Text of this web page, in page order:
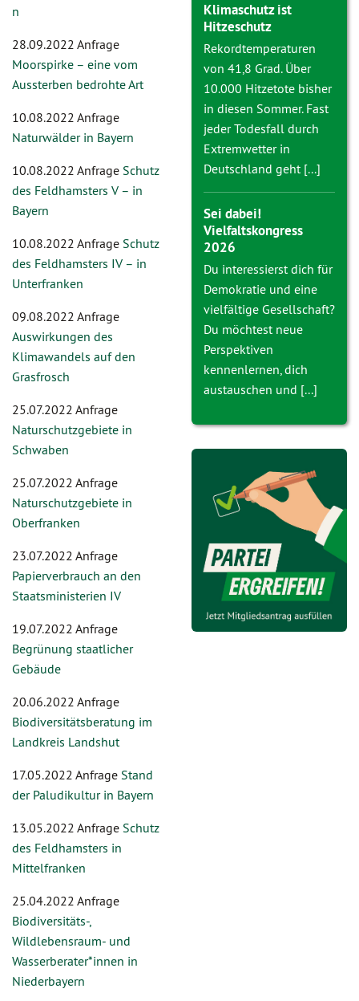
n
28.09.2022 Anfrage
Moorspirke – eine vom
Aussterben bedrohte Art
10.08.2022 Anfrage
Naturwälder in Bayern
10.08.2022 Anfrage Schutz
des Feldhamsters V – in
Bayern
10.08.2022 Anfrage Schutz
des Feldhamsters IV – in
Unterfranken
09.08.2022 Anfrage
Auswirkungen des
Klimawandels auf den
Grasfrosch
25.07.2022 Anfrage
Naturschutzgebiete in
Schwaben
25.07.2022 Anfrage
Naturschutzgebiete in
Oberfranken
23.07.2022 Anfrage
Papierverbrauch an den
Staatsministerien IV
19.07.2022 Anfrage
Begrünung staatlicher
Gebäude
20.06.2022 Anfrage
Biodiversitätsberatung im
Landkreis Landshut
17.05.2022 Anfrage Stand
der Paludikultur in Bayern
13.05.2022 Anfrage Schutz
des Feldhamsters in
Mittelfranken
25.04.2022 Anfrage
Biodiversitäts-,
Wildlebensraum- und
Wasserberater*innen in
Niederbayern
Klimaschutz ist
Hitzeschutz
Rekordtemperaturen
von 41,8 Grad. Über
10.000 Hitzetote bisher
in diesen Sommer. Fast
jeder Todesfall durch
Extremwetter in
Deutschland geht [...]
Sei dabei!
Vielfaltskongress
2026
Du interessierst dich für
Demokratie und eine
vielfältige Gesellschaft?
Du möchtest neue
Perspektiven
kennenlernen, dich
austauschen und [...]